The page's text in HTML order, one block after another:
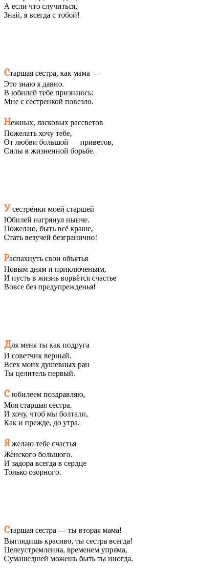
А если что случиться,
Знай, я всегда с тобой!
Старшая сестра, как мама —
Это знаю я давно.
В юбилей тебе признаюсь:
Мне с сестренкой повезло.
Нежных, ласковых рассветов
Пожелать хочу тебе,
От любви большой — приветов,
Силы в жизненной борьбе.
У сестрёнки моей старшей
Юбилей нагрянул нынче.
Пожелаю, быть всё краше,
Стать везучей безгранично!
Распахнуть свои объятья
Новым дням и приключеньям,
И пусть в жизнь ворвётся счастье
Вовсе без предупрежденья!
Для меня ты как подруга
И советчик верный.
Всех моих душевных ран
Ты целитель первый.
С юбилеем поздравляю,
Моя старшая сестра.
И хочу, чтоб мы болтали,
Как и прежде, до утра.
Яжелаю тебе счастья
Женского большого.
И задора всегда в сердце
Только озорного.
Старшая сестра — ты вторая мама!
Выглядишь красиво, ты сестра всегда!
Целеустремленна, временем упряма,
Сумашедшей можешь быть ты иногда.